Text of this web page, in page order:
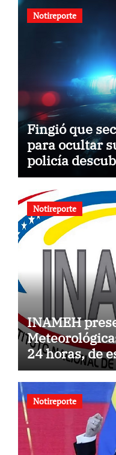
Notireporte
Fingió que
para ocultar
policía
Notireporte
INAMEH
24 horas, de
agosto 2026
Notireporte